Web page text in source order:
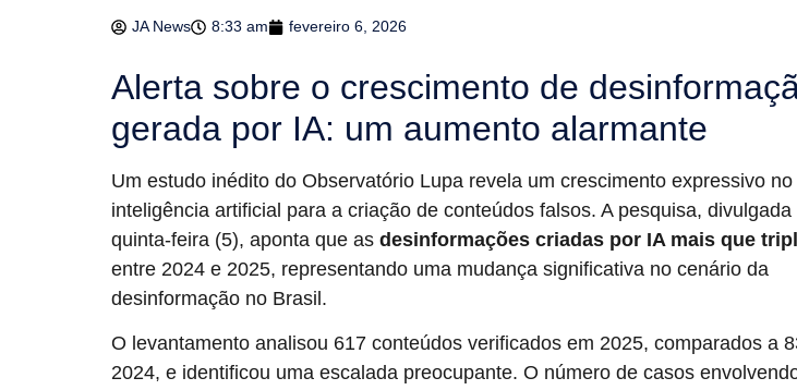
JA News 8:33 am fevereiro 6, 2026
Alerta sobre o crescimento de
gerada por IA: um aumento alarmante
Um estudo inédito do Observatório Lupa revela um crescimento expressivo
inteligência artificial para a criação de conteúdos falsos. A pesquisa, divulgada
quinta-feira (5), aponta que as desinformações criadas por IA mais que
entre 2024 e 2025, representando uma mudança significativa no cenário da
desinformação no Brasil.
O levantamento analisou 617 conteúdos verificados em 2025, comparados a
2024, e identificou uma escalada preocupante. O número de casos